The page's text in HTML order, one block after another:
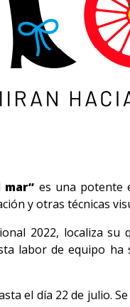
es una potente
y otras técnicas
2022, localiza
labor de equipo
el día 22 de julio.